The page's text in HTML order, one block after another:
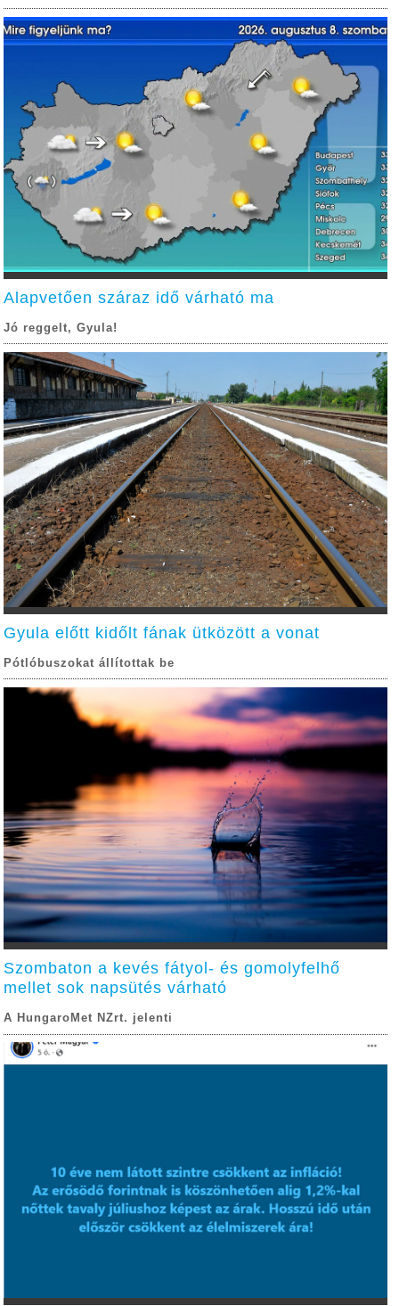
Alapvetően száraz idő várható ma
Jó reggelt, Gyula!
Gyula előtt kidőlt fának ütközött a vonat
Pótlóbuszokat állítottak be
Szombaton a kevés fátyol- és gomolyfelhő
mellet sok napsütés várható
A HungaroMet NZrt. jelenti